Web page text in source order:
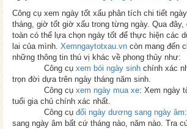
Công cụ xem ngày tốt xấu phân tích chi tiết
tháng, giờ tốt giờ xấu trong từng ngày. Qua đây,
toàn có thể lựa chọn ngày tốt để thực hiện các
lai của mình. Xemngaytotxau.vn còn mang đến
những thông tin thú vị khác về phong thủy như:
Công cụ xem bói ngày sinh chính xác
trọn đời dựa trên ngày tháng năm sinh.
Công cụ xem ngày mua xe: Xem ngày
tuổi gia chủ chính xác nhất.
Công cụ đổi ngày dương sang ngày âm
sang ngày âm bất cứ tháng nào, năm nào. Tra